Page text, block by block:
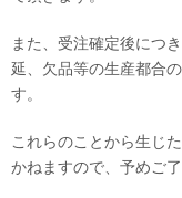
また、受注確定後につ
延、欠品等の生産都合
す。
これらのことから生じ
かねますので、予めご